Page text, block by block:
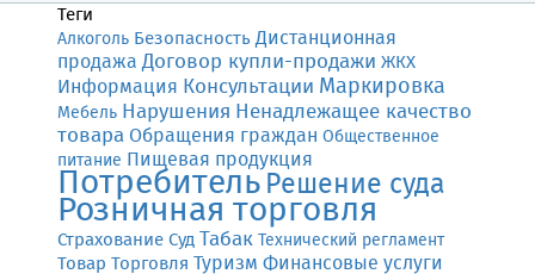
Теги
Алкоголь БезопасностьДистанционная
продажа Договор купли-продажи ЖКХ
Информация Консультации Маркировка
Мебель Нарушения Ненадлежащее качество
товара Обращения граждан Общественное
питание Пищевая продукция
ПотребительРешение суда
Розничная торговля
СтрахованиеСудТабакТехнический регламент
Товар Торговля Туризм Финансовые услуги